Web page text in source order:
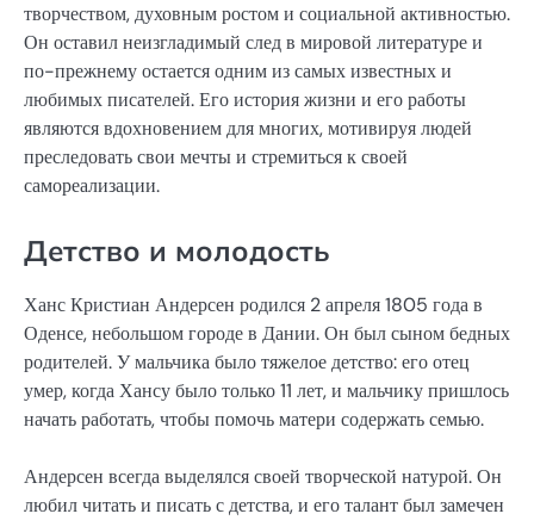
творчеством, духовным ростом и социальной активностью.
Он оставил неизгладимый след в мировой литературе и
по-прежнему остается одним из самых известных и
любимых писателей. Его история жизни и его работы
являются вдохновением для многих, мотивируя людей
преследовать свои мечты и стремиться к своей
самореализации.
Детство и молодость
Ханс Кристиан Андерсен родился 2 апреля 1805 года в
Оденсе, небольшом городе в Дании. Он был сыном бедных
родителей. У мальчика было тяжелое детство: его отец
умер, когда Хансу было только 11 лет, и мальчику пришлось
начать работать, чтобы помочь матери содержать семью.
Андерсен всегда выделялся своей творческой натурой. Он
любил читать и писать с детства, и его талант был замечен